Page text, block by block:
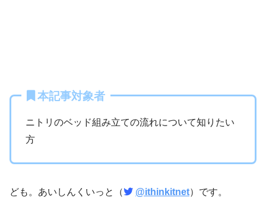
本記事対象者
ニトリのベッド組み立ての流れについて知りたい
方
ども。あいしんくいっと（ @ithinkitnet）です。